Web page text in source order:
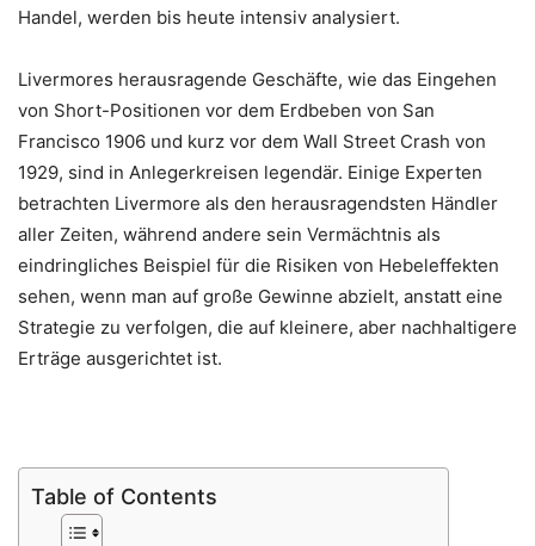
Handel, werden bis heute intensiv analysiert.
Livermores herausragende Geschäfte, wie das Eingehen
von Short-Positionen vor dem Erdbeben von San
Francisco 1906 und kurz vor dem Wall Street Crash von
1929, sind in Anlegerkreisen legendär. Einige Experten
betrachten Livermore als den herausragendsten Händler
aller Zeiten, während andere sein Vermächtnis als
eindringliches Beispiel für die Risiken von Hebeleffekten
sehen, wenn man auf große Gewinne abzielt, anstatt eine
Strategie zu verfolgen, die auf kleinere, aber nachhaltigere
Erträge ausgerichtet ist.
Table of Contents